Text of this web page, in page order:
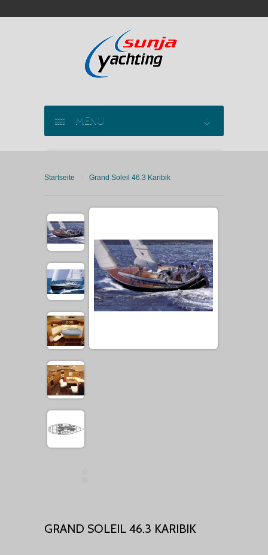
MENU
KATAMARAN CHARTER
MOTORYACHT CHARTER
MARINAS
Startseite Grand Soleil 46.3 Karibik
GRAND SOLEIL 46.3 KARIBIK